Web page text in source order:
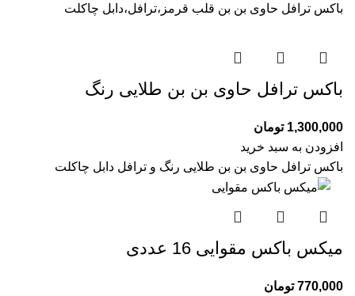
باکس ترافل حاوی بن بن قلب قرمز،ترافل،دابل چاکلت
باکس ترافل حاوی بن بن طلایی رنگ
1,300,000 تومان
افزودن به سبد خرید
باکس ترافل حاوی بن بن طلایی رنگ و ترافل دابل چاکلت
میکس باکس مقوایی 16 عددی
770,000 تومان